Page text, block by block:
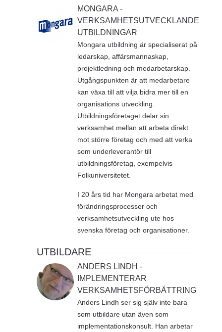
MONGARA -
VERKSAMHETSUTVECKLANDE
UTBILDNINGAR
Mongara utbildning är specialiserat på
ledarskap, affärsmannaskap,
projektledning och medarbetarskap.
Utgångspunkten är att medarbetare
kan växa till att vilja bidra mer till en
organisations utveckling.
Utbildningsföretaget delar sin
verksamhet mellan att arbeta direkt
mot större företag och med att verka
som underleverantör till
utbildningsföretag, exempelvis
Folkuniversitetet.
I 20 års tid har Mongara arbetat med
förändringsprocesser och
verksamhetsutveckling ute hos
svenska företag och organisationer.
UTBILDARE
ANDERS LINDH -
IMPLEMENTERAR
VERKSAMHETSFÖRBÄTTRING
Anders Lindh ser sig själv inte bara
som utbildare utan även som
implementationskonsult. Han arbetar